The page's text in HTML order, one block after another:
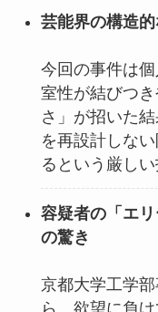
芸能界の構造
今回の事件は
室性が結びつ
さ」が招いた
を再設計しな
るという厳しい
容疑者の「エ
の驚き
京都大学工学
ら、欲望に負